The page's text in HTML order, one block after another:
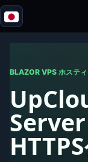
Blazor
ツール
テストとレビュー
BLAZOR VPS ホステ